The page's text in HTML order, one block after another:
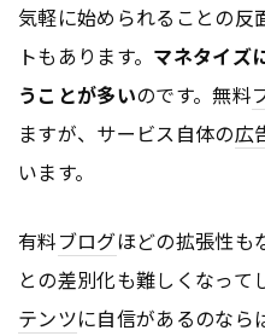
気軽に始められることの反
トもあります。 マネタイズ
うことが多いのです。無料
ますが、サービス自体の広
います。
有料ブログほどの拡張性も
との差別化も難しくなって
テンツに自信があるのなら